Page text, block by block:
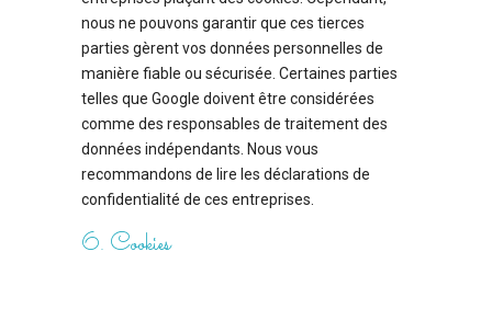
nous ne pouvons garantir que ces tierces
parties gèrent vos données personnelles de
manière fiable ou sécurisée. Certaines parties
telles que Google doivent être considérées
comme des responsables de traitement des
données indépendants. Nous vous
recommandons de lire les déclarations de
confidentialité de ces entreprises.
6. Cookies